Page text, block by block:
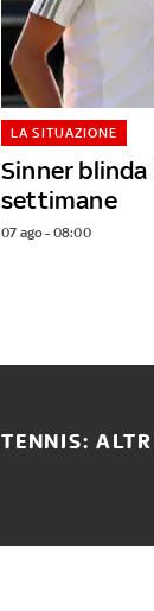
Sinner
settimane
LA SITUAZIONE
07 ago - 08:00
TENNIS: